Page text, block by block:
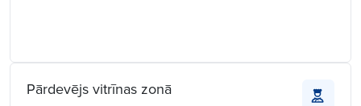
Pārdevējs vitrīnas zonā